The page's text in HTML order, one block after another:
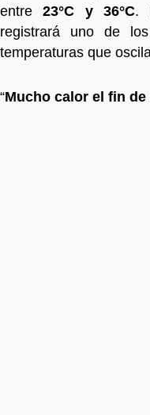
entre23°C y 36°C.
registrará uno de
temperaturas que
“Mucho calor el fin de